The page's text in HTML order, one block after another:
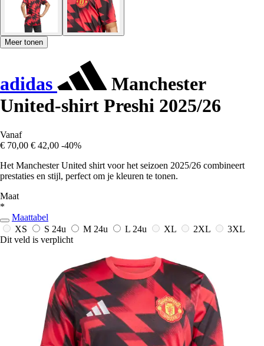
Meer tonen
adidas
Manchester
United-shirt Preshi 2025/26
Vanaf
€ 70,00 € 42,00 -40%
Het Manchester United shirt voor het seizoen 2025/26 combineert
prestaties en stijl, perfect om je kleuren te tonen.
Maat
*
Maattabel
XS
S 24u M 24u L 24u XL 2XL
3XL
Dit veld is verplicht